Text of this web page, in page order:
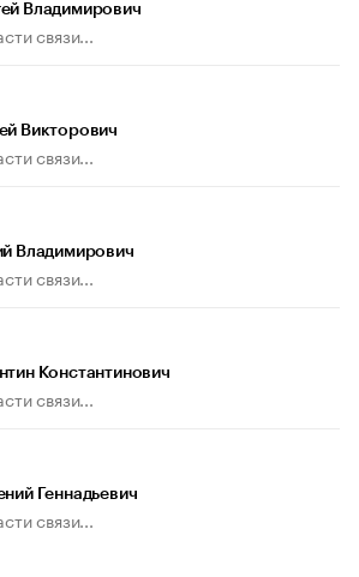
Владимирович
связи...
Викторович
связи...
Владимирович
связи...
Константинович
связи...
Геннадьевич
связи...